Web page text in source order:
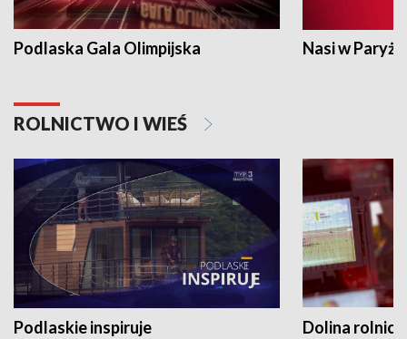
Podlaska Gala Olimpijska Nasi w Paryżu
ROLNICTWO I WIEŚ
Podlaskie inspiruje Dolina